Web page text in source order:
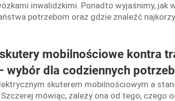
inwalidzkimi. Ponadto wyjaśnimy, jak
potrzebom oraz gdzie znaleźć
mobilnościowe kontra
wybór dla codziennych potrzeb
skuterem mobilnościowym a
mówiąc, zależy ona od tego, czego